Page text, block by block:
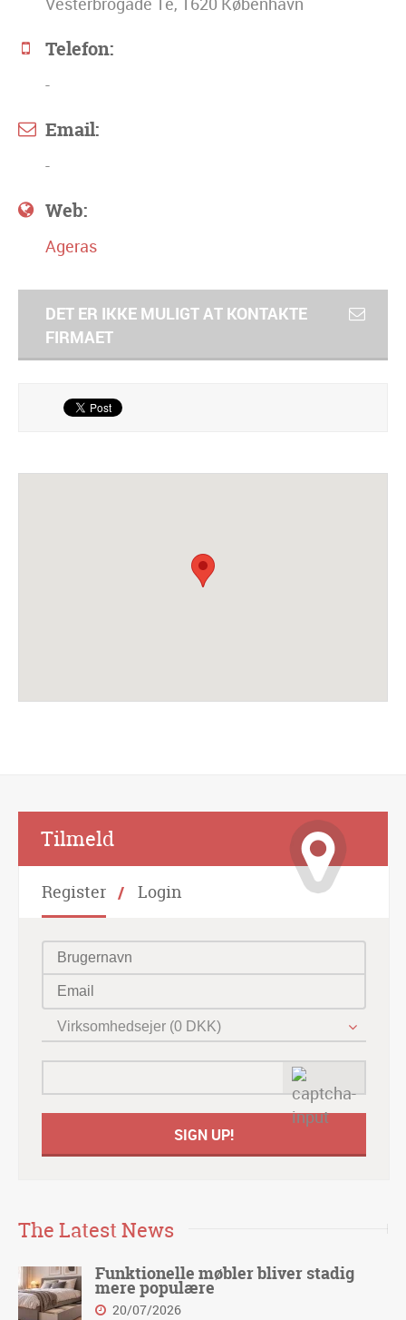
Telefon:
-
Email:
-
Web:
Ageras
DET ER IKKE MULIGT AT KONTAKTE
FIRMAET
Tilmeld
Register Login
Virksomhedsejer (0 DKK)
The Latest News
Funktionelle møbler bliver stadig
mere populære
20/07/2026